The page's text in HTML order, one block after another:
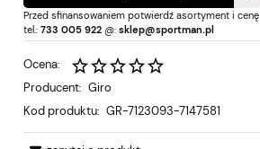
Przed sfinansowaniem potwierdź asortyment i cenę
tel.: 733 005 922 @: sklep@sportman.pl
Ocena:
Producent: Giro
Kod produktu: GR-7123093-7147581